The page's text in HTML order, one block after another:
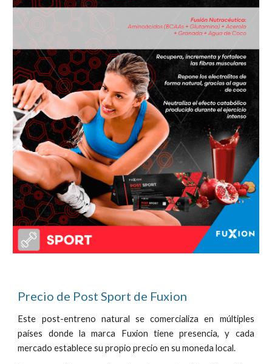
Precio de Post Sport de Fuxion
Este post-entreno natural se comercializa en múltiples
países donde la marca Fuxion tiene presencia, y cada
mercado establece su propio precio en su moneda local.